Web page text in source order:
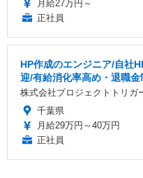
月給27万円～
正社員
HP作成のエンジニア/自社
迎/有給消化率高め・退職金
株式会社プロジェクトトリガ
千葉県
月給29万円～40万円
正社員